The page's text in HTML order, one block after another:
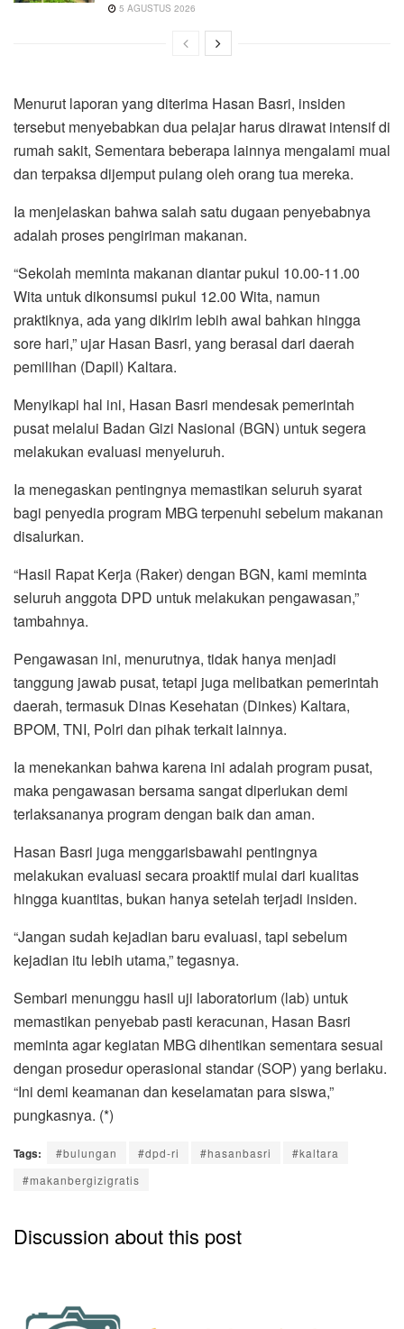
5 AGUSTUS 2026
Menurut laporan yang diterima Hasan Basri, insiden
tersebut menyebabkan dua pelajar harus dirawat intensif di
rumah sakit, Sementara beberapa lainnya mengalami mual
dan terpaksa dijemput pulang oleh orang tua mereka.
Ia menjelaskan bahwa salah satu dugaan penyebabnya
adalah proses pengiriman makanan.
“Sekolah meminta makanan diantar pukul 10.00-11.00
Wita untuk dikonsumsi pukul 12.00 Wita, namun
praktiknya, ada yang dikirim lebih awal bahkan hingga
sore hari,” ujar Hasan Basri, yang berasal dari daerah
pemilihan (Dapil) Kaltara.
Menyikapi hal ini, Hasan Basri mendesak pemerintah
pusat melalui Badan Gizi Nasional (BGN) untuk segera
melakukan evaluasi menyeluruh.
Ia menegaskan pentingnya memastikan seluruh syarat
bagi penyedia program MBG terpenuhi sebelum makanan
disalurkan.
“Hasil Rapat Kerja (Raker) dengan BGN, kami meminta
seluruh anggota DPD untuk melakukan pengawasan,”
tambahnya.
Pengawasan ini, menurutnya, tidak hanya menjadi
tanggung jawab pusat, tetapi juga melibatkan pemerintah
daerah, termasuk Dinas Kesehatan (Dinkes) Kaltara,
BPOM, TNI, Polri dan pihak terkait lainnya.
Ia menekankan bahwa karena ini adalah program pusat,
maka pengawasan bersama sangat diperlukan demi
terlaksananya program dengan baik dan aman.
Hasan Basri juga menggarisbawahi pentingnya
melakukan evaluasi secara proaktif mulai dari kualitas
hingga kuantitas, bukan hanya setelah terjadi insiden.
“Jangan sudah kejadian baru evaluasi, tapi sebelum
kejadian itu lebih utama,” tegasnya.
Sembari menunggu hasil uji laboratorium (lab) untuk
memastikan penyebab pasti keracunan, Hasan Basri
meminta agar kegiatan MBG dihentikan sementara sesuai
dengan prosedur operasional standar (SOP) yang berlaku.
“Ini demi keamanan dan keselamatan para siswa,”
pungkasnya. (*)
Tags: #bulungan #dpd-ri #hasanbasri
#kaltara
#makanbergizigratis
Discussion about this post